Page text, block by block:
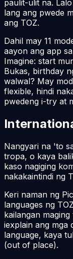
paulit-ulit na.
lang ang pwede
ang TOZ.
Dahil may 11
aayon ang app
Imagine: start
Bukas, birthday
walwal? May
flexible, hindi
pwedeng i-try at
Nangyari na 'to
tropa, o kaya
kaso nagiging
nakakaintindi ng
Keri naman ng
languages ng
kailangan
iexplain ang mga
language, kaya
(out of place).